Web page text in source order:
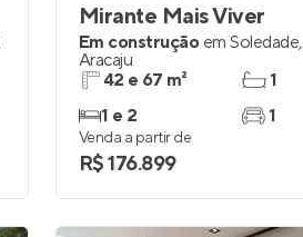
Mirante Mais Viver
Em construção em Soledade,
Aracaju
42 e 67 m²
1 e 2
1
1
Venda a partir de
R$ 176.899